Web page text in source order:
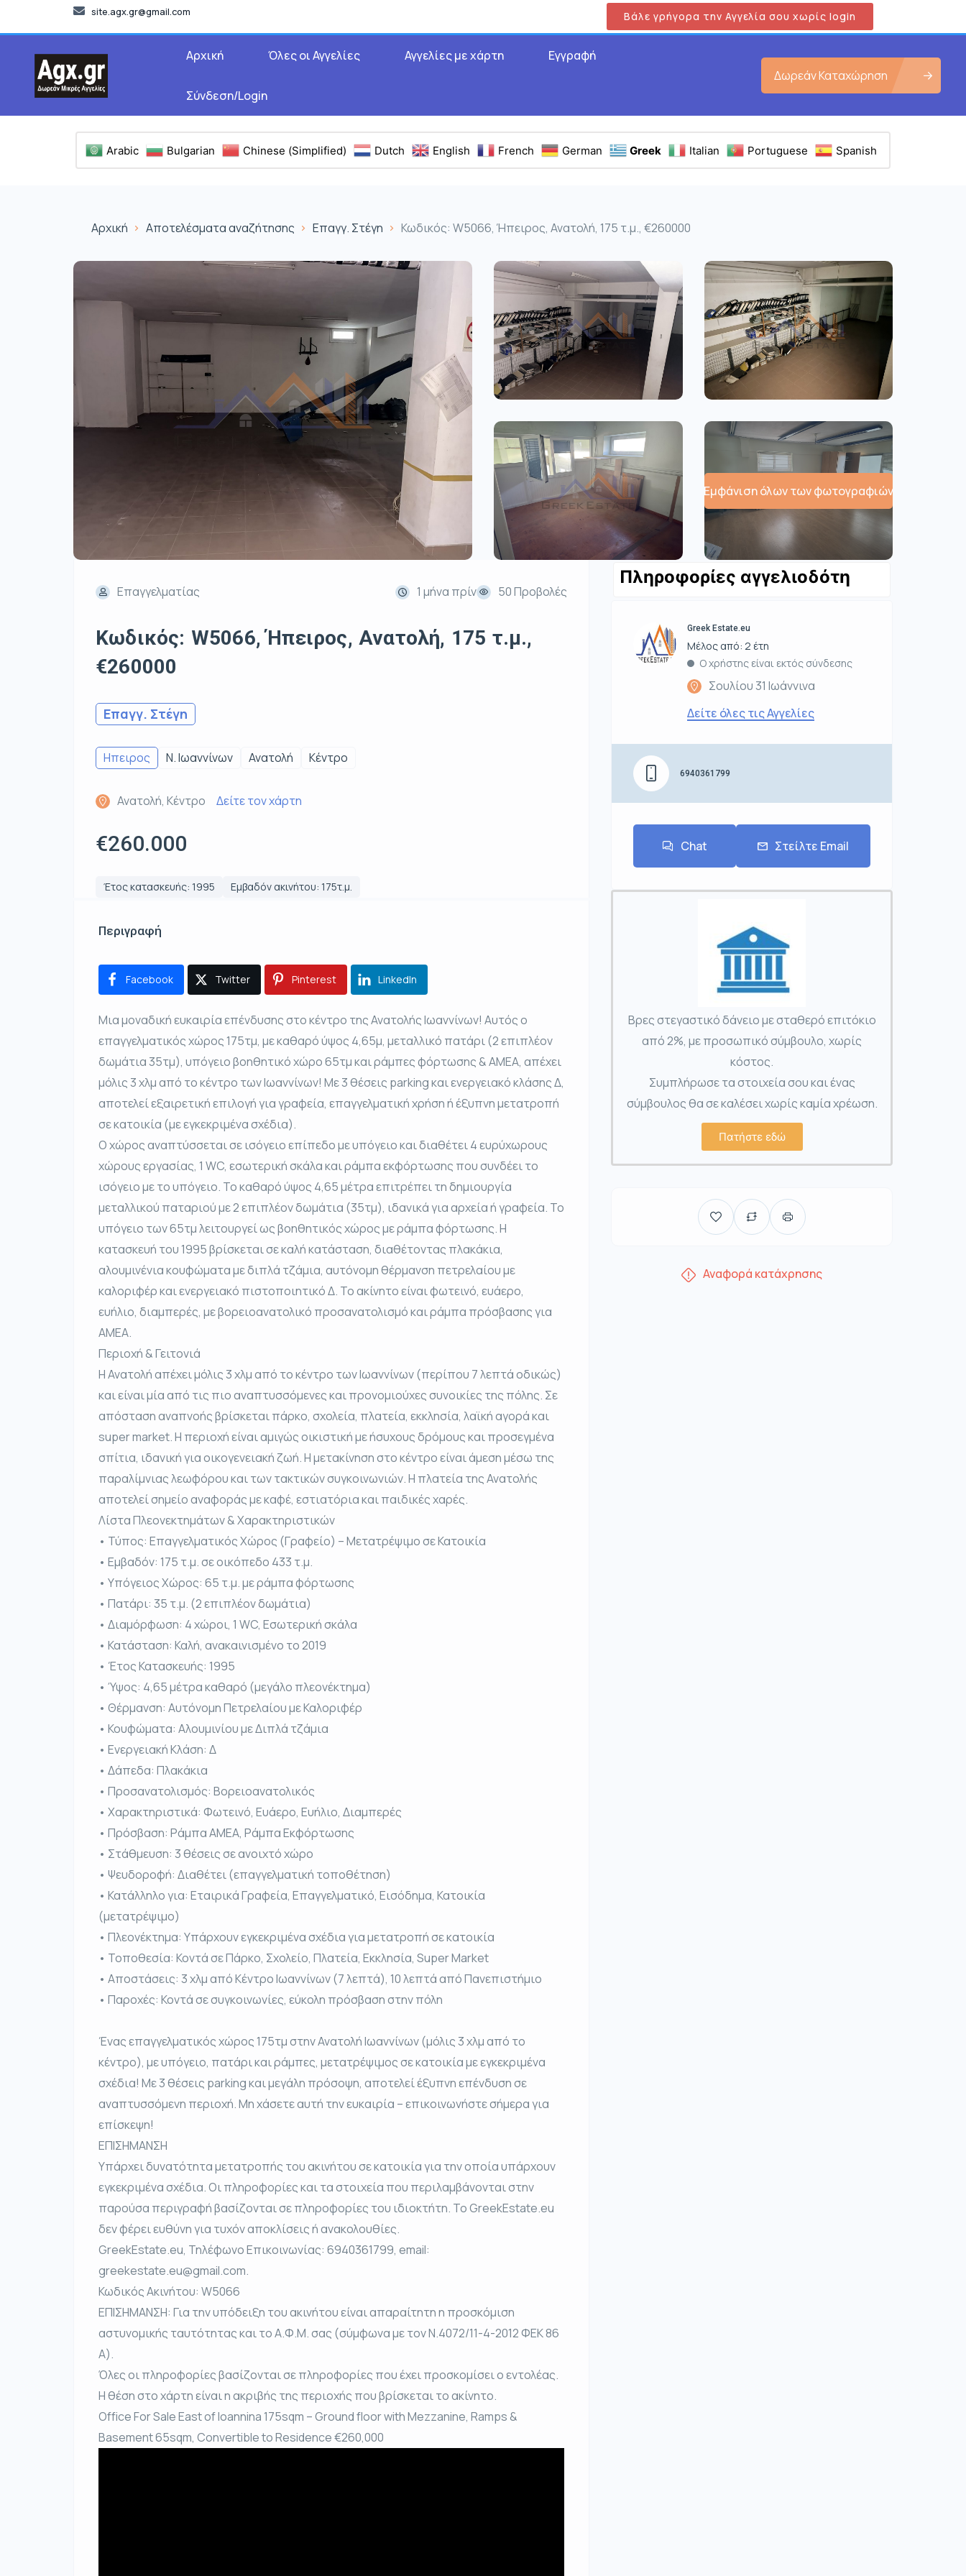
site.agx.gr@gmail.com Βάλε γρήγορα την Αγγελία σου χωρίς login
Αρχική Όλες οι Αγγελίες Αγγελίες με χάρτη Εγγραφή
Σύνδεση/Login
Δωρεάν Καταχώρηση
Arabic Bulgarian Chinese (Simplified) Dutch English French German Greek Italian Portuguese Spanish
Αρχική Αποτελέσματα αναζήτησης Επαγγ. Στέγη Κωδικός: W5066, Ήπειρος, Ανατολή, 175 τ.μ., €260000
Εμφάνιση όλων των φωτογραφιών
Επαγγελματίας 1 μήνα πρίν 50 Προβολές
Κωδικός: W5066, Ήπειρος, Ανατολή, 175 τ.μ.,
€260000
Επαγγ. Στέγη
Ηπειρος Ν. Ιωαννίνων Ανατολή Κέντρο
Ανατολή, Κέντρο Δείτε τον χάρτη
€260.000
Έτος κατασκευής: 1995 Εμβαδόν ακινήτου: 175τ.μ.
Περιγραφή
Facebook Twitter Pinterest LinkedIn
Μια μοναδική ευκαιρία επένδυσης στο κέντρο της Ανατολής Ιωαννίνων! Αυτός ο
επαγγελματικός χώρος 175τμ, με καθαρό ύψος 4,65μ, μεταλλικό πατάρι (2 επιπλέον
δωμάτια 35τμ), υπόγειο βοηθητικό χώρο 65τμ και ράμπες φόρτωσης & ΑΜΕΑ, απέχει
μόλις 3 χλμ από το κέντρο των Ιωαννίνων! Με 3 θέσεις parking και ενεργειακό κλάσης Δ,
αποτελεί εξαιρετική επιλογή για γραφεία, επαγγελματική χρήση ή έξυπνη μετατροπή
σε κατοικία (με εγκεκριμένα σχέδια).
Ο χώρος αναπτύσσεται σε ισόγειο επίπεδο με υπόγειο και διαθέτει 4 ευρύχωρους
χώρους εργασίας, 1 WC, εσωτερική σκάλα και ράμπα εκφόρτωσης που συνδέει το
ισόγειο με το υπόγειο. Το καθαρό ύψος 4,65 μέτρα επιτρέπει τη δημιουργία
μεταλλικού παταριού με 2 επιπλέον δωμάτια (35τμ), ιδανικά για αρχεία ή γραφεία. Το
υπόγειο των 65τμ λειτουργεί ως βοηθητικός χώρος με ράμπα φόρτωσης. Η
κατασκευή του 1995 βρίσκεται σε καλή κατάσταση, διαθέτοντας πλακάκια,
αλουμινένια κουφώματα με διπλά τζάμια, αυτόνομη θέρμανση πετρελαίου με
καλοριφέρ και ενεργειακό πιστοποιητικό Δ. Το ακίνητο είναι φωτεινό, ευάερο,
ευήλιο, διαμπερές, με βορειοανατολικό προσανατολισμό και ράμπα πρόσβασης για
ΑΜΕΑ.
Περιοχή & Γειτονιά
Η Ανατολή απέχει μόλις 3 χλμ από το κέντρο των Ιωαννίνων (περίπου 7 λεπτά οδικώς)
και είναι μία από τις πιο αναπτυσσόμενες και προνομιούχες συνοικίες της πόλης. Σε
απόσταση αναπνοής βρίσκεται πάρκο, σχολεία, πλατεία, εκκλησία, λαϊκή αγορά και
super market. Η περιοχή είναι αμιγώς οικιστική με ήσυχους δρόμους και προσεγμένα
σπίτια, ιδανική για οικογενειακή ζωή. Η μετακίνηση στο κέντρο είναι άμεση μέσω της
παραλίμνιας λεωφόρου και των τακτικών συγκοινωνιών. Η πλατεία της Ανατολής
αποτελεί σημείο αναφοράς με καφέ, εστιατόρια και παιδικές χαρές.
Λίστα Πλεονεκτημάτων & Χαρακτηριστικών
• Τύπος: Επαγγελματικός Χώρος (Γραφείο) – Μετατρέψιμο σε Κατοικία
• Εμβαδόν: 175 τ.μ. σε οικόπεδο 433 τ.μ.
• Υπόγειος Χώρος: 65 τ.μ. με ράμπα φόρτωσης
• Πατάρι: 35 τ.μ. (2 επιπλέον δωμάτια)
• Διαμόρφωση: 4 χώροι, 1 WC, Εσωτερική σκάλα
• Κατάσταση: Καλή, ανακαινισμένο το 2019
• Έτος Κατασκευής: 1995
• Ύψος: 4,65 μέτρα καθαρό (μεγάλο πλεονέκτημα)
• Θέρμανση: Αυτόνομη Πετρελαίου με Καλοριφέρ
• Κουφώματα: Αλουμινίου με Διπλά τζάμια
• Ενεργειακή Κλάση: Δ
• Δάπεδα: Πλακάκια
• Προσανατολισμός: Βορειοανατολικός
• Χαρακτηριστικά: Φωτεινό, Ευάερο, Ευήλιο, Διαμπερές
• Πρόσβαση: Ράμπα ΑΜΕΑ, Ράμπα Εκφόρτωσης
• Στάθμευση: 3 θέσεις σε ανοιχτό χώρο
• Ψευδοροφή: Διαθέτει (επαγγελματική τοποθέτηση)
• Κατάλληλο για: Εταιρικά Γραφεία, Επαγγελματικό, Εισόδημα, Κατοικία
(μετατρέψιμο)
• Πλεονέκτημα: Υπάρχουν εγκεκριμένα σχέδια για μετατροπή σε κατοικία
• Τοποθεσία: Κοντά σε Πάρκο, Σχολείο, Πλατεία, Εκκλησία, Super Market
• Αποστάσεις: 3 χλμ από Κέντρο Ιωαννίνων (7 λεπτά), 10 λεπτά από Πανεπιστήμιο
• Παροχές: Κοντά σε συγκοινωνίες, εύκολη πρόσβαση στην πόλη
Ένας επαγγελματικός χώρος 175τμ στην Ανατολή Ιωαννίνων (μόλις 3 χλμ από το
κέντρο), με υπόγειο, πατάρι και ράμπες, μετατρέψιμος σε κατοικία με εγκεκριμένα
σχέδια! Με 3 θέσεις parking και μεγάλη πρόσοψη, αποτελεί έξυπνη επένδυση σε
αναπτυσσόμενη περιοχή. Μη χάσετε αυτή την ευκαιρία – επικοινωνήστε σήμερα για
επίσκεψη!
ΕΠΙΣΗΜΑΝΣΗ
Υπάρχει δυνατότητα μετατροπής του ακινήτου σε κατοικία για την οποία υπάρχουν
εγκεκριμένα σχέδια. Οι πληροφορίες και τα στοιχεία που περιλαμβάνονται στην
παρούσα περιγραφή βασίζονται σε πληροφορίες του ιδιοκτήτη. Το GreekEstate.eu
δεν φέρει ευθύνη για τυχόν αποκλίσεις ή ανακολουθίες.
GreekEstate.eu, Τηλέφωνο Επικοινωνίας: 6940361799, email:
greekestate.eu@gmail.com.
Κωδικός Ακινήτου: W5066
ΕΠΙΣΗΜΑΝΣΗ: Για την υπόδειξη του ακινήτου είναι απαραίτητη η προσκόμιση
αστυνομικής ταυτότητας και το Α.Φ.Μ. σας (σύμφωνα με τον Ν.4072/11-4-2012 ΦΕΚ 86
Α).
Όλες οι πληροφορίες βασίζονται σε πληροφορίες που έχει προσκομίσει ο εντολέας.
Η θέση στο χάρτη είναι η ακριβής της περιοχής που βρίσκεται το ακίνητο.
Office For Sale East of Ioannina 175sqm – Ground floor with Mezzanine, Ramps &
Basement 65sqm, Convertible to Residence €260,000
Πληροφορίες αγγελιοδότη
Greek Estate.eu
Μέλος από: 2 έτη
Ο χρήστης είναι εκτός σύνδεσης
Σουλίου 31 Ιωάννινα
Δείτε όλες τις Αγγελίες
6940361799
Chat Στείλτε Email
Βρες στεγαστικό δάνειο με σταθερό επιτόκιο
από 2%, με προσωπικό σύμβουλο, χωρίς
κόστος.
Συμπλήρωσε τα στοιχεία σου και ένας
σύμβουλος θα σε καλέσει χωρίς καμία χρέωση.
Πατήστε εδώ
Αναφορά κατάχρησης